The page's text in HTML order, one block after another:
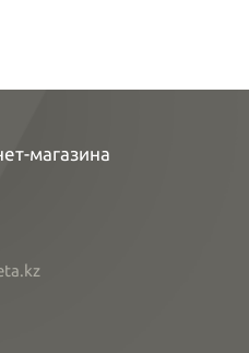
магазина